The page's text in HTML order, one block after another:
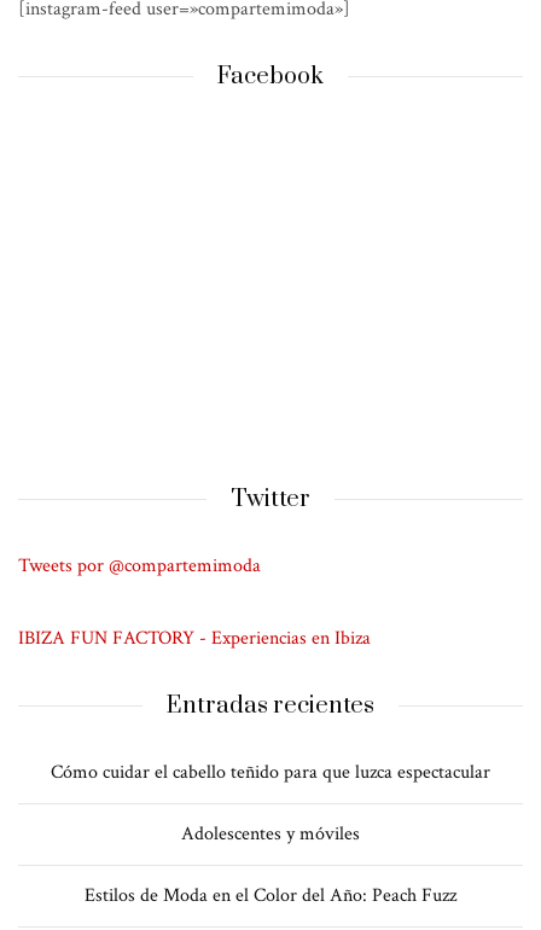
[instagram-feed user=»compartemimoda»]
Facebook
Twitter
Tweets por @compartemimoda
IBIZA FUN FACTORY - Experiencias en Ibiza
Entradas recientes
Cómo cuidar el cabello teñido para que luzca espectacular
Adolescentes y móviles
Estilos de Moda en el Color del Año: Peach Fuzz